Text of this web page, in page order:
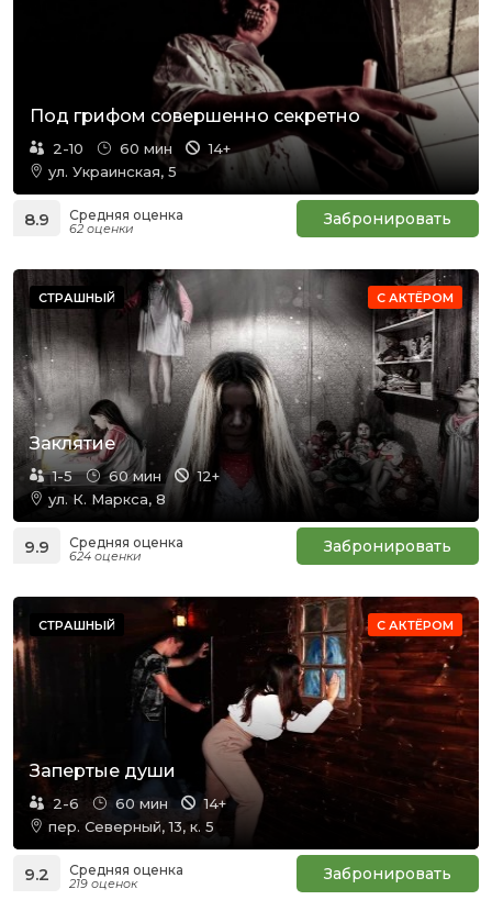
Под грифом совершенно секретно
2-10 60 мин
14+
ул. Украинская, 5
8.9 Средняя оценка
62 оценки Забронировать
С АКТЁРОМ
СТРАШНЫЙ
Заклятие
1-5 60 мин
12+
ул. К. Маркса, 8
9.9 Средняя оценка
624 оценки Забронировать
С АКТЁРОМ
СТРАШНЫЙ
Запертые души
2-6 60 мин
14+
пер. Северный, 13, к. 5
9.2 Средняя оценка
219 оценок Забронировать